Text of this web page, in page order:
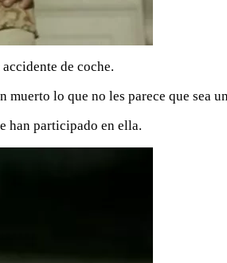
de coche.
lo que no les parece que sea
han participado en ella.